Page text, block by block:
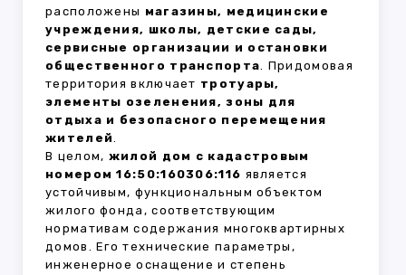
расположены магазины, медицинские
учреждения, школы, детские сады,
сервисные организации и остановки
общественного транспорта. Придомовая
территория включает тротуары,
элементы озеленения, зоны для
отдыха и безопасного перемещения
жителей.
В целом, жилой дом с кадастровым
номером 16:50:160306:116 является
устойчивым, функциональным объектом
жилого фонда, соответствующим
нормативам содержания многоквартирных
домов. Его технические параметры,
инженерное оснащение и степень